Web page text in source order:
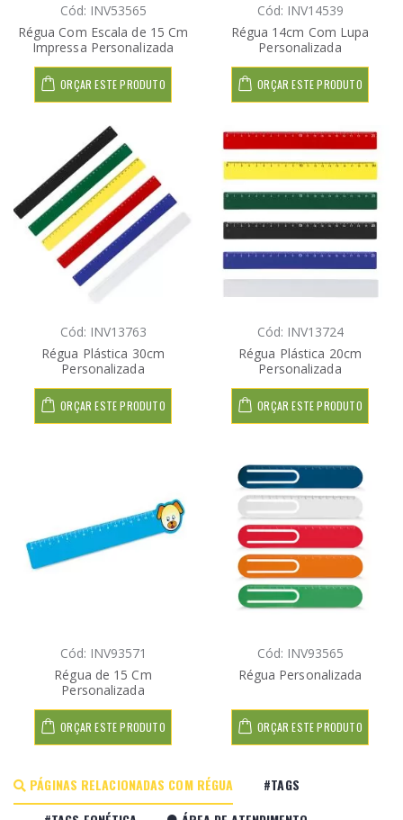
Cód: INV53565
Régua Com Escala de 15 Cm
Impressa Personalizada
ORÇAR ESTE PRODUTO
Cód: INV14539
Régua 14cm Com Lupa
Personalizada
ORÇAR ESTE PRODUTO
Cód: INV13763
Régua Plástica 30cm
Personalizada
ORÇAR ESTE PRODUTO
Cód: INV13724
Régua Plástica 20cm
Personalizada
ORÇAR ESTE PRODUTO
Cód: INV93571
Régua de 15 Cm
Personalizada
ORÇAR ESTE PRODUTO
Cód: INV93565
Régua Personalizada
ORÇAR ESTE PRODUTO
PÁGINAS RELACIONADAS COM RÉGUA
#TAGS